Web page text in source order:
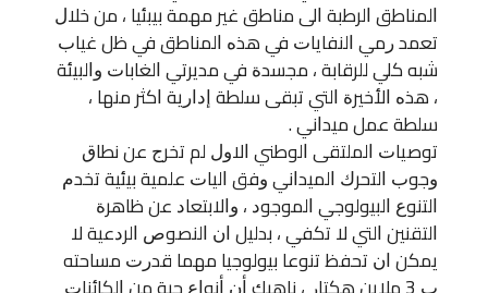
ﺍﻟﻤﻨﺎﻃﻖ ﺍﻟﺮﻃﺒﺔ ﺍﻟﻰ ﻣﻨﺎﻃﻖ ﻏﻴﺮ ﻣﻬﻤﺔ ﺑﻴﺒﺌﻴﺎ ، ﻣﻦ ﺧﻼﻝ
ﺗﻌﻤﺪ ﺭﻣﻲ ﺍﻟﻨﻔﺎﻳﺎﺕ ﻓﻲ ﻫﺬﻩ ﺍﻟﻤﻨﺎﻃﻖ ﻓﻲ ﻇﻞ ﻏﻴﺎﺏ
ﺷﺒﻪ ﻛﻠﻲ ﻟﻠﺮﻗﺎﺑﺔ ، ﻣﺠﺴﺪﺓ ﻓﻲ ﻣﺪﻳﺮﺗﻲ ﺍﻟﻐﺎﺑﺎﺕ ﻭﺍﻟﺒﻴﺌﺔ
، ﻫﺬﻩ ﺍﻷﺧﻴﺮﺓ ﺍﻟﺘﻲ ﺗﺒﻘﻰ ﺳﻠﻄﺔ ﺇﺩﺍﺭﻳﺔ ﺍﻛﺜﺮ ﻣﻨﻬﺎ ،
ﺳﻠﻄﺔ ﻋﻤﻞ ﻣﻴﺪﺍﻧﻲ .
ﺗﻮﺻﻴﺎﺕ ﺍﻟﻤﻠﺘﻘﻰ ﺍﻟﻮﻃﻨﻲ ﺍﻻﻭﻝ ﻟﻢ ﺗﺨﺮﺝ ﻋﻦ ﻧﻄﺎﻕ
ﻭﺟﻮﺏ ﺍﻟﺘﺤﺮﻙ ﺍﻟﻤﻴﺪﺍﻧﻲ ﻭﻓﻖ ﺍﻟﻴﺎﺕ ﻋﻠﻤﻴﺔ ﺑﻴﺌﻴﺔ ﺗﺨﺪﻡ
ﺍﻟﺘﻨﻮﻉ ﺍﻟﺒﻴﻮﻟﻮﺟﻲ ﺍﻟﻤﻮﺟﻮﺩ ، ﻭﺍﻻﺑﺘﻌﺎﺩ ﻋﻦ ﻇﺎﻫﺮﺓ
ﺍﻟﺘﻘﻨﻴﻦ ﺍﻟﺘﻲ ﻻ ﺗﻜﻔﻲ ، ﺑﺪﻟﻴﻞ ﺍﻥ ﺍﻟﻨﺼﻮﺹ ﺍﻟﺮﺩﻋﻴﺔ ﻻ
ﻳﻤﻜﻦ ﺍﻥ ﺗﺤﻔﻆ ﺗﻨﻮﻋﺎ ﺑﻴﻮﻟﻮﺟﻴﺎ ﻣﻬﻤﺎ ﻗﺪﺭﺕ ﻣﺴﺎﺣﺘﻪ